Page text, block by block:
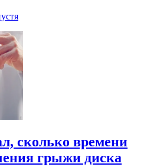
сколько времени
грыжи диска